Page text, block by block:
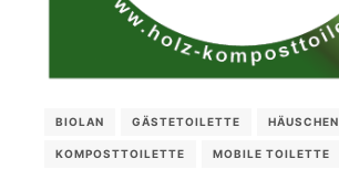
BIOLAN GÄSTETOILETTE HÄUSCHEN
KOMPOSTTOILETTE MOBILE TOILETTE